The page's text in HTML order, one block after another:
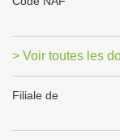
> Voir toutes les
Filiale de